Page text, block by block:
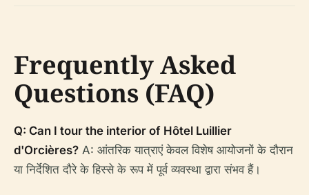
Frequently Asked
Questions (FAQ)
Q: Can I tour the interior of Hôtel Luillier
d'Orcières? A: आंतरिक यात्राएं केवल विशेष आयोजनों के दौरान
या निर्देशित दौरे के हिस्से के रूप में पूर्व व्यवस्था द्वारा संभव हैं।